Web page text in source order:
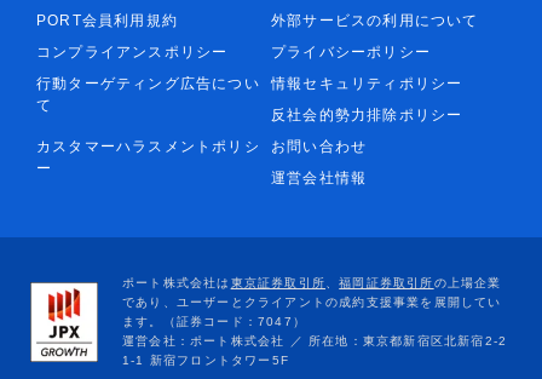
PORT会員利用規約
外部サービスの利用について
コンプライアンスポリシー
プライバシーポリシー
行動ターゲティング広告につい
て
情報セキュリティポリシー
反社会的勢力排除ポリシー
カスタマーハラスメントポリシ
ー
お問い合わせ
運営会社情報